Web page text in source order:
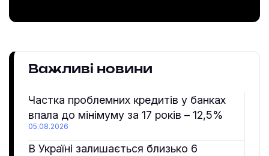
Важливі новини
Частка проблемних кредитів у банках
впала до мінімуму за 17 років – 12,5%
05.08.2026
В Україні залишається близько 6